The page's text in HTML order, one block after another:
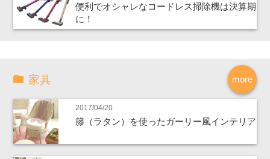
便利でオシャレなコードレス掃除機は決算期
に！
more
家具
2017/04/20
籐（ラタン）を使ったガーリー風インテリア